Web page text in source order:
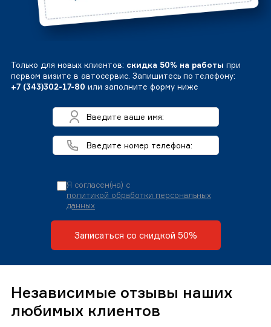
Только для новых клиентов: скидка 50% на работы при
первом визите в автосервис. Запишитесь по телефону:
+7 (343)302-17-80 или заполните форму ниже
Я согласен(на) с
политикой обработки персональных
данных
Записаться со скидкой 50%
Независимые отзывы наших
любимых клиентов